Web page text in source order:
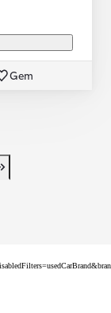
Gem
side
Last Page